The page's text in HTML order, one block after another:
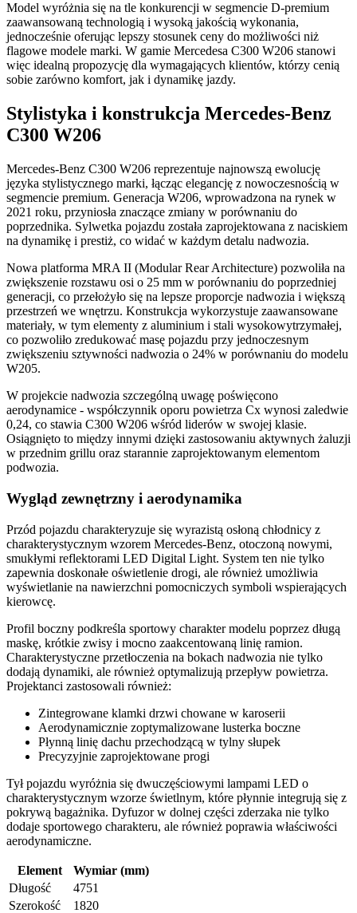
Model wyróżnia się na tle konkurencji w segmencie D-premium
zaawansowaną technologią i wysoką jakością wykonania,
jednocześnie oferując lepszy stosunek ceny do możliwości niż
flagowe modele marki. W gamie Mercedesa C300 W206 stanowi
więc idealną propozycję dla wymagających klientów, którzy cenią
sobie zarówno komfort, jak i dynamikę jazdy.
Stylistyka i konstrukcja Mercedes-Benz
C300 W206
Mercedes-Benz C300 W206 reprezentuje najnowszą ewolucję
języka stylistycznego marki, łącząc elegancję z nowoczesnością w
segmencie premium. Generacja W206, wprowadzona na rynek w
2021 roku, przyniosła znaczące zmiany w porównaniu do
poprzednika. Sylwetka pojazdu została zaprojektowana z naciskiem
na dynamikę i prestiż, co widać w każdym detalu nadwozia.
Nowa platforma MRA II (Modular Rear Architecture) pozwoliła na
zwiększenie rozstawu osi o 25 mm w porównaniu do poprzedniej
generacji, co przełożyło się na lepsze proporcje nadwozia i większą
przestrzeń we wnętrzu. Konstrukcja wykorzystuje zaawansowane
materiały, w tym elementy z aluminium i stali wysokowytrzymałej,
co pozwoliło zredukować masę pojazdu przy jednoczesnym
zwiększeniu sztywności nadwozia o 24% w porównaniu do modelu
W205.
W projekcie nadwozia szczególną uwagę poświęcono
aerodynamice - współczynnik oporu powietrza Cx wynosi zaledwie
0,24, co stawia C300 W206 wśród liderów w swojej klasie.
Osiągnięto to między innymi dzięki zastosowaniu aktywnych żaluzji
w przednim grillu oraz starannie zaprojektowanym elementom
podwozia.
Wygląd zewnętrzny i aerodynamika
Przód pojazdu charakteryzuje się wyrazistą osłoną chłodnicy z
charakterystycznym wzorem Mercedes-Benz, otoczoną nowymi,
smukłymi reflektorami LED Digital Light. System ten nie tylko
zapewnia doskonałe oświetlenie drogi, ale również umożliwia
wyświetlanie na nawierzchni pomocniczych symboli wspierających
kierowcę.
Profil boczny podkreśla sportowy charakter modelu poprzez długą
maskę, krótkie zwisy i mocno zaakcentowaną linię ramion.
Charakterystyczne przetłoczenia na bokach nadwozia nie tylko
dodają dynamiki, ale również optymalizują przepływ powietrza.
Projektanci zastosowali również:
Zintegrowane klamki drzwi chowane w karoserii
Aerodynamicznie zoptymalizowane lusterka boczne
Płynną linię dachu przechodzącą w tylny słupek
Precyzyjnie zaprojektowane progi
Tył pojazdu wyróżnia się dwuczęściowymi lampami LED o
charakterystycznym wzorze świetlnym, które płynnie integrują się z
pokrywą bagażnika. Dyfuzor w dolnej części zderzaka nie tylko
dodaje sportowego charakteru, ale również poprawia właściwości
aerodynamiczne.
Element
Wymiar (mm)
Długość
4751
Szerokość
1820